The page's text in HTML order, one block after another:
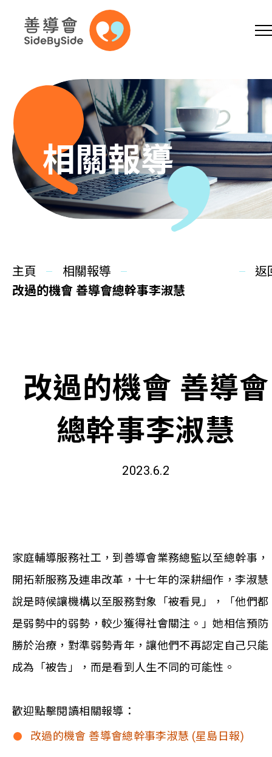
跳到內容（按回車鍵）
A A A EN
主頁
同你講故事
相關報導
關於本會
相關報導
主頁
相關報導
改過的機會 善導會總幹事李淑慧
返
改過的機會 善導會
總幹事李淑慧
2023.6.2
家庭輔導服務社工，到善導會業務總監以至總幹事，
開拓新服務及連串改革，十七年的深耕細作，李淑慧
說是時候讓機構以至服務對象「被看見」，「他們都
是弱勢中的弱勢，較少獲得社會關注。」她相信預防
勝於治療，對準弱勢青年，讓他們不再認定自己只能
成為「被告」，而是看到人生不同的可能性。
歡迎點擊閱讀相關報導：
改過的機會 善導會總幹事李淑慧 (星島日報)